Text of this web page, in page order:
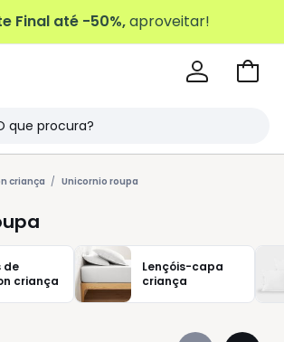
Final até -50%,aproveitar!
Ir
criança Unicornio roupa
de
criança
Lençóis-capa
criança